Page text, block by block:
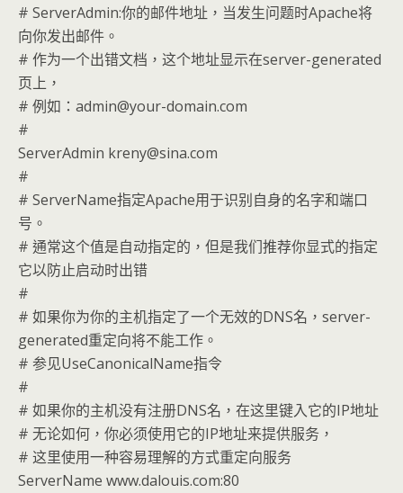
# ServerAdmin:你的邮件地址，当发生问题时Apache将
向你发出邮件。
# 作为一个出错文档，这个地址显示在server-generated
页上，
# 例如：admin@your-domain.com
#
ServerAdmin kreny@sina.com
#
# ServerName指定Apache用于识别自身的名字和端口
号。
# 通常这个值是自动指定的，但是我们推荐你显式的指定
它以防止启动时出错
#
# 如果你为你的主机指定了一个无效的DNS名，server-
generated重定向将不能工作。
# 参见UseCanonicalName指令
#
# 如果你的主机没有注册DNS名，在这里键入它的IP地址
# 无论如何，你必须使用它的IP地址来提供服务，
# 这里使用一种容易理解的方式重定向服务
ServerName www.dalouis.com:80